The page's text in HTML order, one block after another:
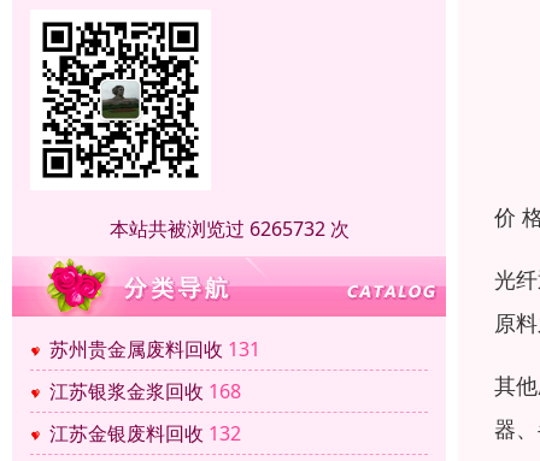
本站共被浏览过 6265732 次
苏州贵金属废料回收 131
江苏银浆金浆回收 168
江苏金银废料回收 132
价
光
原
其
器